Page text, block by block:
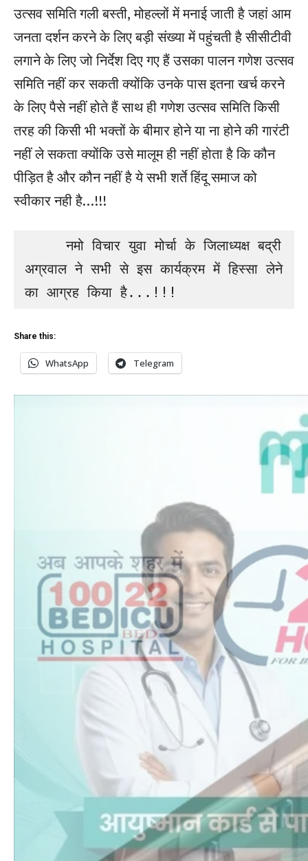
उत्सव समिति गली बस्ती, मोहल्लों में मनाई जाती है जहां आम
जनता दर्शन करने के लिए बड़ी संख्या में पहुंचती है सीसीटीवी
लगाने के लिए जो निर्देश दिए गए हैं उसका पालन गणेश उत्सव
समिति नहीं कर सकती क्योंकि उनके पास इतना खर्च करने
के लिए पैसे नहीं होते हैं साथ ही गणेश उत्सव समिति किसी
तरह की किसी भी भक्तों के बीमार होने या ना होने की गारंटी
नहीं ले सकता क्योंकि उसे मालूम ही नहीं होता है कि कौन
पीड़ित है और कौन नहीं है ये सभी शर्ते हिंदू समाज को
स्वीकार नही है…!!!
     नमो विचार युवा मोर्चा के जिलाध्यक्ष बद्री
अग्रवाल ने सभी से इस कार्यक्रम में हिस्सा लेने
का आग्रह किया है...!!!
Share this:
WhatsApp Telegram